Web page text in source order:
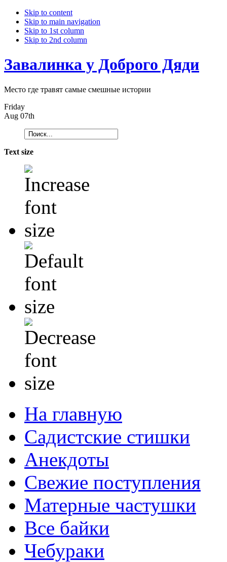
Skip to content
Skip to main navigation
Skip to 1st column
Skip to 2nd column
Завалинка у Доброго Дяди
Место где травят самые смешные истории
Friday
Aug 07th
Text size
На главную
Садистские стишки
Анекдоты
Свежие поступления
Матерные частушки
Все байки
Чебураки